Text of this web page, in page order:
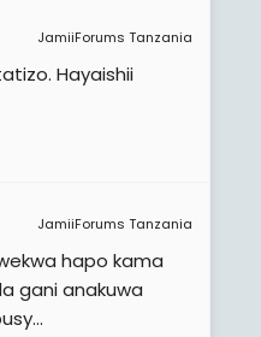
JamiiForums Tanzania
Hayaishii
JamiiForums Tanzania
hapo kama
gani anakuwa